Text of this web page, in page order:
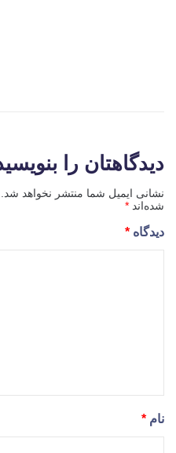
دیدگاهتان را بنویسید
نشانی ایمیل شما منتشر نخواهد شد.
شده‌اند*
دیدگاه*
نام*